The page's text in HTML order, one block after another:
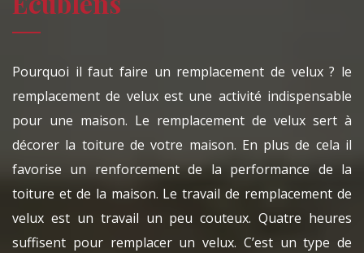
Pourquoi il faut faire un remplacement de velux ? le
remplacement de velux est une activité indispensable
pour une maison. Le remplacement de velux sert à
décorer la toiture de votre maison. En plus de cela il
favorise un renforcement de la performance de la
toiture et de la maison. Le travail de remplacement de
velux est un travail un peu couteux. Quatre heures
suffisent pour remplacer un velux. C’est un type de